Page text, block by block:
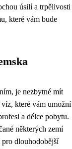
úsilí a trpělivosti
které vám bude
je nezbytné mít
které vám umožní
a délce pobytu.
některých zemí
dlouhodobější